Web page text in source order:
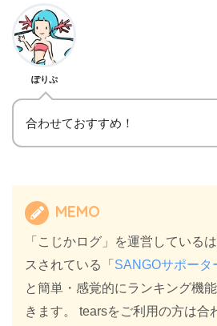
ぽりぷ
合わせておすすめ！
MEMO
「こじかログ」を運営している
スされている「 SANGOサポータ
と簡単・感覚的にランキング機
きます。 tearsをご利用の方は合